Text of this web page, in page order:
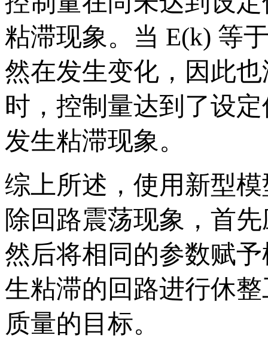
粘滞现象。当 E(k) 等
然在发生变化，因此
时，控制量达到了设
发生粘滞现象。
综上所述，使用新型
除回路震荡现象，首
然后将相同的参数赋
生粘滞的回路进行休
质量的目标。